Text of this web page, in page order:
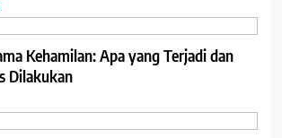
Kehamilan: Apa yang Terjadi dan
Dilakukan